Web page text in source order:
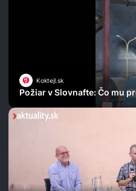
Koktejl.sk
Požiar v Slovnafte: Čo mu